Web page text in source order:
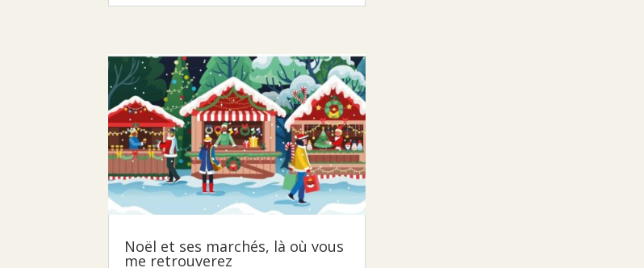
Noël et ses marchés, là où vous
me retrouverez